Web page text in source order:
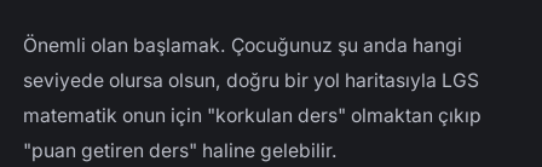
Önemli olan başlamak. Çocuğunuz şu anda hangi
seviyede olursa olsun, doğru bir yol haritasıyla LGS
matematik onun için "korkulan ders" olmaktan çıkıp
"puan getiren ders" haline gelebilir.